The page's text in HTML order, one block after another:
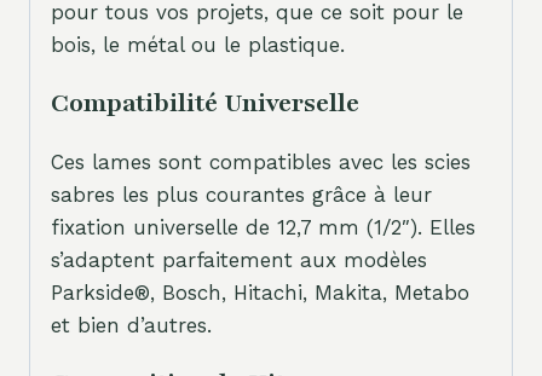
pour tous vos projets, que ce soit pour le
bois, le métal ou le plastique.
Compatibilité Universelle
Ces lames sont compatibles avec les scies
sabres les plus courantes grâce à leur
fixation universelle de 12,7 mm (1/2″). Elles
s’adaptent parfaitement aux modèles
Parkside®, Bosch, Hitachi, Makita, Metabo
et bien d’autres.